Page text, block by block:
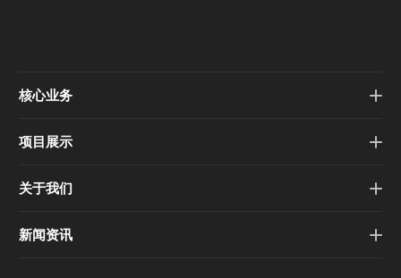
核心业务
项目展示
关于我们
新闻资讯